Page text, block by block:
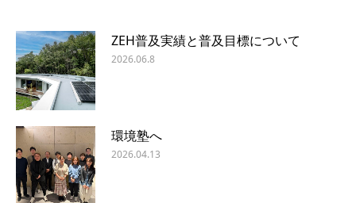
ZEH普及実績と普及目標について
2026.06.8
環境塾へ
2026.04.13